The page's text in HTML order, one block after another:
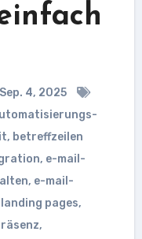
Sep. 4, 2025
, betreffzeilen
, e-mail-
, e-mail-
landing pages,
,